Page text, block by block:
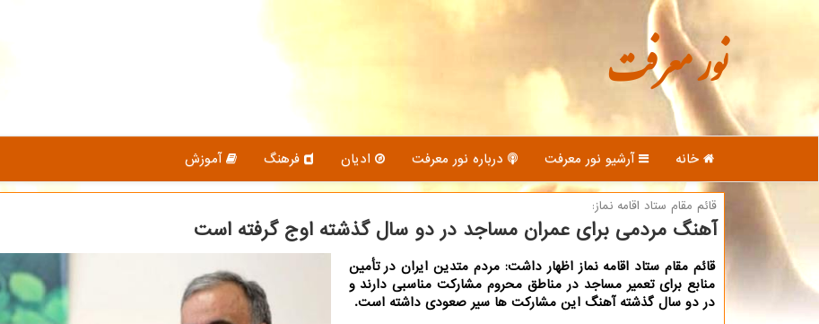
نور معرفت
خانه آرشیو نور معرفت درباره نور معرفت ادیان فرهنگ آموزش
قائم مقام ستاد اقامه نماز:
آهنگ مردمی برای عمران مساجد در دو سال گذشته اوج گرفته است
قائم مقام ستاد اقامه نماز اظهار داشت: مردم متدین ایران در تأمین
منابع برای تعمیر مساجد در مناطق محروم مشارکت مناسبی دارند و
در دو سال گذشته آهنگ این مشارکت ها سیر صعودی داشته است.